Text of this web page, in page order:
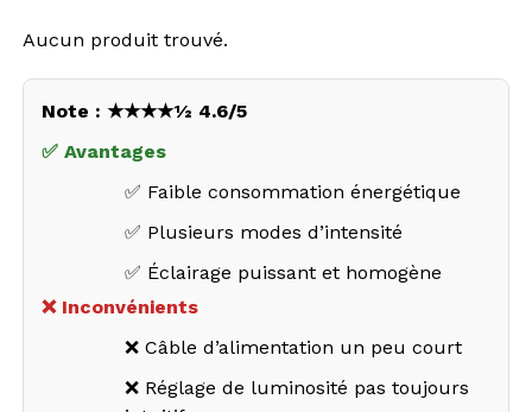
Aucun produit trouvé.
Note : ★★★★½ 4.6/5
✅ Avantages
✅ Faible consommation énergétique
✅ Plusieurs modes d’intensité
✅ Éclairage puissant et homogène
❌ Inconvénients
❌ Câble d’alimentation un peu court
❌ Réglage de luminosité pas toujours